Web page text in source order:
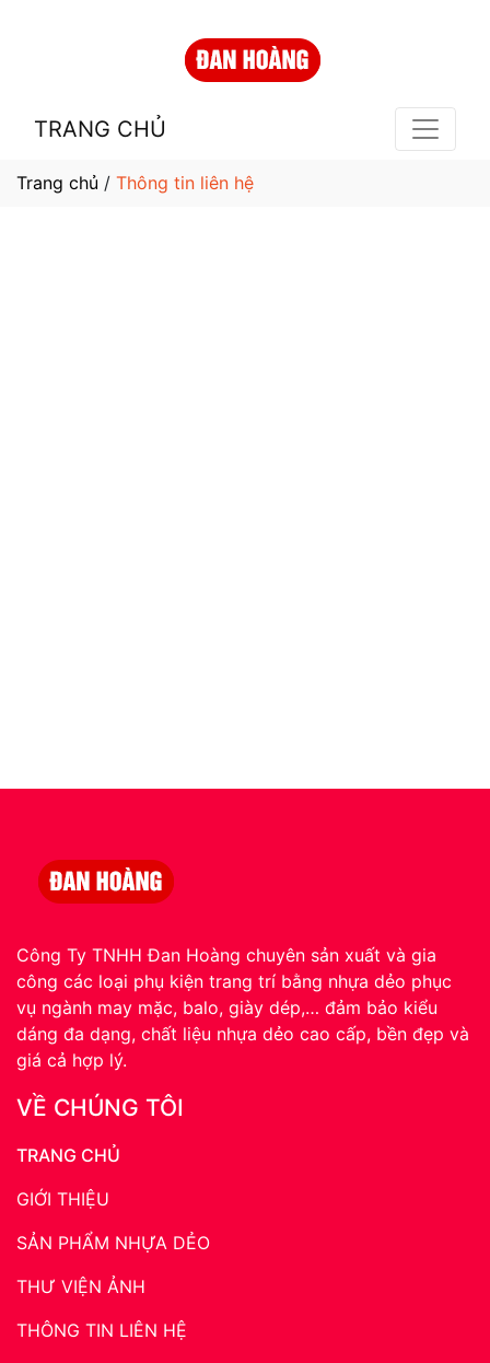
TRANG CHỦ
Trang chủ / Thông tin liên hệ
Công Ty TNHH Đan Hoàng chuyên sản xuất và gia
công các loại phụ kiện trang trí bằng nhựa dẻo phục
vụ ngành may mặc, balo, giày dép,… đảm bảo kiểu
dáng đa dạng, chất liệu nhựa dẻo cao cấp, bền đẹp và
giá cả hợp lý.
VỀ CHÚNG TÔI
TRANG CHỦ
GIỚI THIỆU
SẢN PHẨM NHỰA DẺO
THƯ VIỆN ẢNH
THÔNG TIN LIÊN HỆ